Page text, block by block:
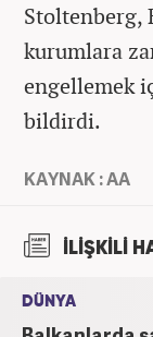
Stoltenberg,
kurumlara
engellemek
bildirdi.
KAYNAK : AA
İLİŞKİLİ
DÜNYA